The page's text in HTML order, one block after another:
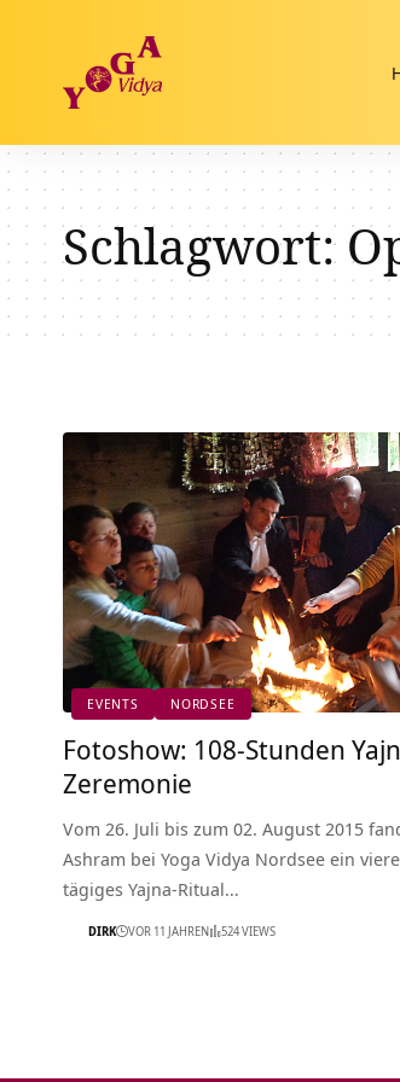
Schlagwort:
EVENTS NORDSEE
Fotoshow: 108-Stunden
Zeremonie
Vom 26. Juli bis zum 02. August 2015
Ashram bei Yoga Vidya Nordsee ein
tägiges Yajna-Ritual…
DIRK VOR 11 JAHREN 524 VIEWS